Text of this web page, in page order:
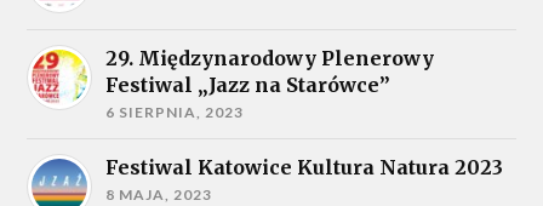
29. Międzynarodowy Plenerowy
Festiwal „Jazz na Starówce”
6 SIERPNIA, 2023
Festiwal Katowice Kultura Natura 2023
8 MAJA, 2023